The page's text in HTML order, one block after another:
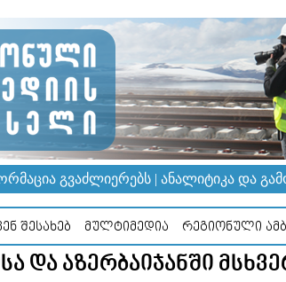
ᲒᲕᲐᲫᲚᲘᲔᲠᲔᲑᲡ | ᲐᲜᲐᲚᲘᲢᲘᲙᲐ ᲓᲐ
ᲨᲔᲡᲐᲮᲔᲑ ᲛᲣᲚᲢᲘᲛᲔᲓᲘᲐ ᲠᲔᲒᲘᲝᲜᲣᲚᲘ
ᲓᲐ ᲐᲖᲔᲠᲑᲐᲘᲯᲐᲜᲨᲘ